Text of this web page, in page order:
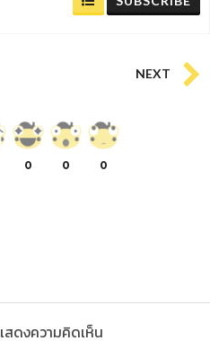
NEXT
0 0 0
สดงความคิดเห็น